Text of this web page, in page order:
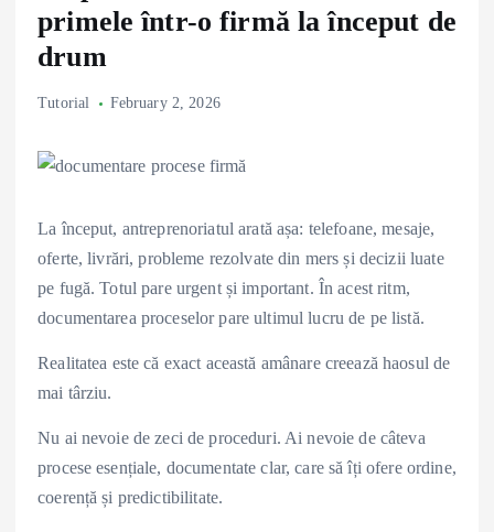
primele într-o firmă la început de
drum
Tutorial February 2, 2026
La început, antreprenoriatul arată așa: telefoane, mesaje,
oferte, livrări, probleme rezolvate din mers și decizii luate
pe fugă. Totul pare urgent și important. În acest ritm,
documentarea proceselor pare ultimul lucru de pe listă.
Realitatea este că exact această amânare creează haosul de
mai târziu.
Nu ai nevoie de zeci de proceduri. Ai nevoie de câteva
procese esențiale, documentate clar, care să îți ofere ordine,
coerență și predictibilitate.